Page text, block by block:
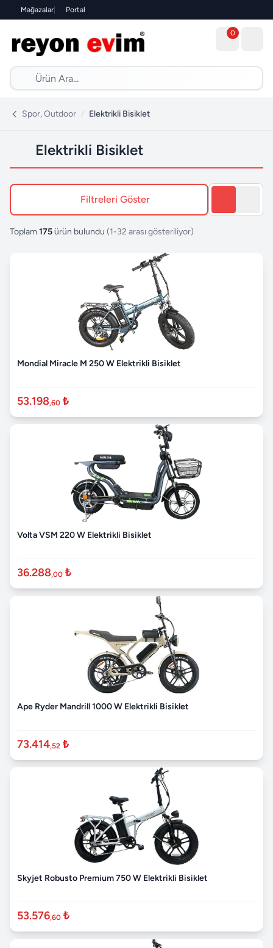
Mağazalar| Portal
0
Spor, Outdoor / Elektrikli Bisiklet
Elektrikli Bisiklet
Filtreleri Göster
Toplam 175ürün bulundu (1-32 arası gösteriliyor)
Mondial Miracle M 250 W Elektrikli Bisiklet
53.198,60 ₺
Volta VSM 220 W Elektrikli Bisiklet
36.288,00 ₺
Ape Ryder Mandrill 1000 W Elektrikli Bisiklet
73.414,52 ₺
Skyjet Robusto Premium 750 W Elektrikli Bisiklet
53.576,60 ₺